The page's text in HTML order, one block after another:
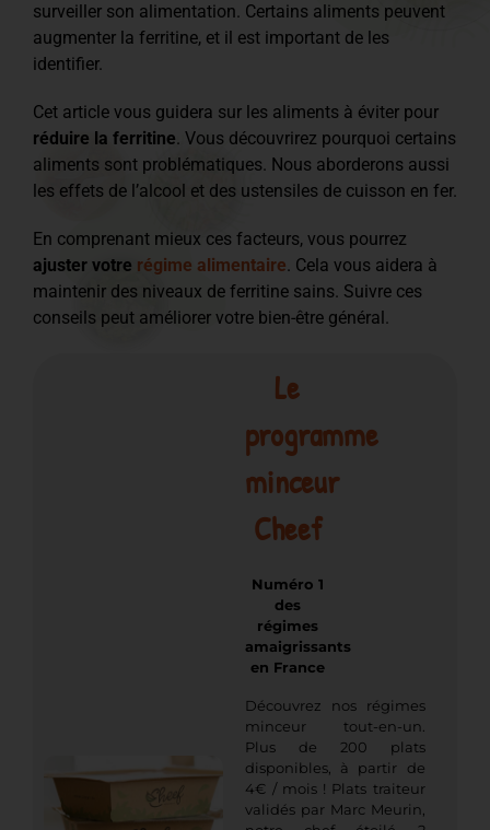
surveiller son alimentation. Certains aliments peuvent
augmenter la ferritine, et il est important de les
identifier.
Cet article vous guidera sur les aliments à éviter pour
réduire la ferritine. Vous découvrirez pourquoi certains
aliments sont problématiques. Nous aborderons aussi
les effets de l’alcool et des ustensiles de cuisson en fer.
En comprenant mieux ces facteurs, vous pourrez
ajuster votre régime alimentaire. Cela vous aidera à
maintenir des niveaux de ferritine sains. Suivre ces
conseils peut améliorer votre bien-être général.
Le
programme
minceur
Cheef
Numéro 1
des
régimes
amaigrissants
en France
Découvrez nos régimes
minceur tout-en-un.
Plus de 200 plats
disponibles, à partir de
4€ / mois ! Plats traiteur
validés par Marc Meurin,